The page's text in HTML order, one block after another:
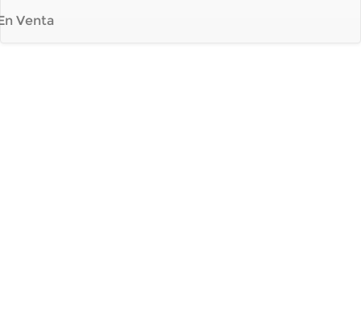
Venta